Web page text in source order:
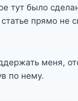
тут было
прямо не
меня,
по нему.